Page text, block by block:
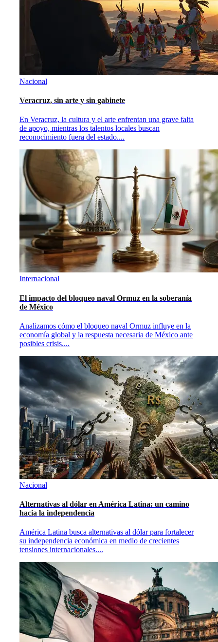
Nacional
Veracruz, sin arte y sin gabinete
En Veracruz, la cultura y el arte enfrentan una grave falta
de apoyo, mientras los talentos locales buscan
reconocimiento fuera del estado....
Internacional
El impacto del bloqueo naval Ormuz en la soberanía
de México
Analizamos cómo el bloqueo naval Ormuz influye en la
economía global y la respuesta necesaria de México ante
posibles crisis....
Nacional
Alternativas al dólar en América Latina: un camino
hacia la independencia
América Latina busca alternativas al dólar para fortalecer
su independencia económica en medio de crecientes
tensiones internacionales....